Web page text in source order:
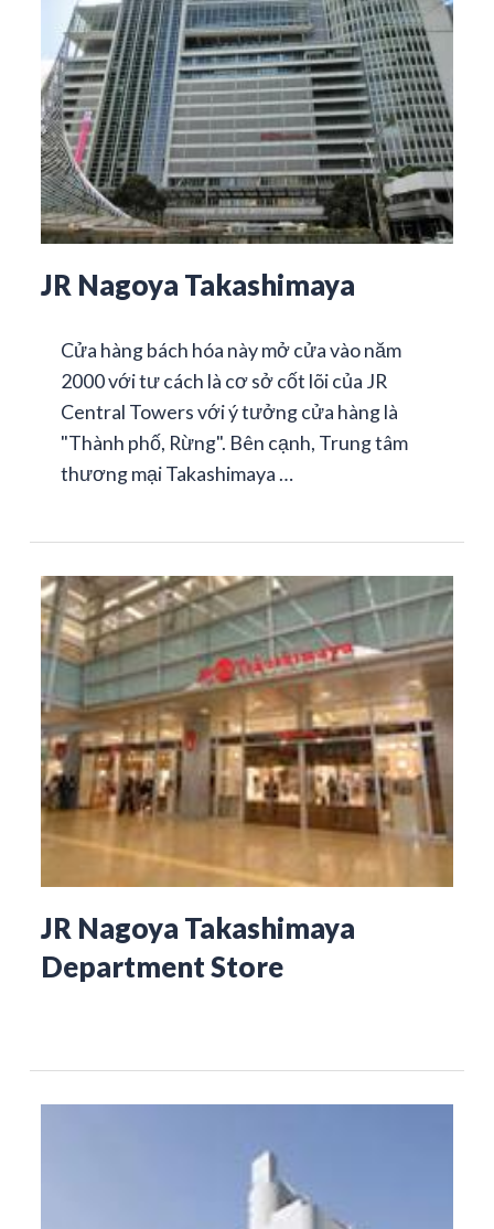
JR Nagoya Takashimaya
Cửa hàng bách hóa này mở cửa vào năm
2000 với tư cách là cơ sở cốt lõi của JR
Central Towers với ý tưởng cửa hàng là
"Thành phố, Rừng". Bên cạnh, Trung tâm
thương mại Takashimaya …
JR Nagoya Takashimaya
Department Store